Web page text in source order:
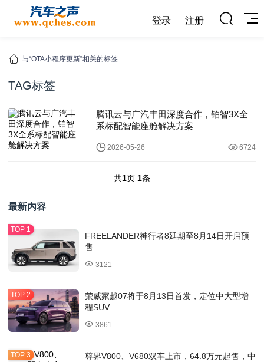
登录 注册
与“OTA小程序更新”相关的标签
TAG标签
腾讯云与广汽丰田深度合作，铂智3X全
系标配智能座舱解决方案
2026-05-26 6724
共1页 1条
最新内容
FREELANDER神行者8延期至8月14日开启预
售
3121
荣威家越07将于8月13日首发，定位中大型增
程SUV
3861
尊界V800、V680双车上市，64.8万元起售，中